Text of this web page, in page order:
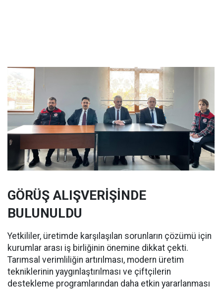
GÖRÜŞ ALIŞVERİŞİNDE
BULUNULDU
Yetkililer, üretimde karşılaşılan sorunların çözümü için
kurumlar arası iş birliğinin önemine dikkat çekti.
Tarımsal verimliliğin artırılması, modern üretim
tekniklerinin yaygınlaştırılması ve çiftçilerin
destekleme programlarından daha etkin yararlanması